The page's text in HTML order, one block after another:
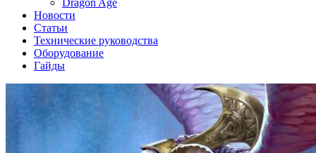
Dragon Age
Новости
Статьи
Технические руководства
Оборудование
Гайды